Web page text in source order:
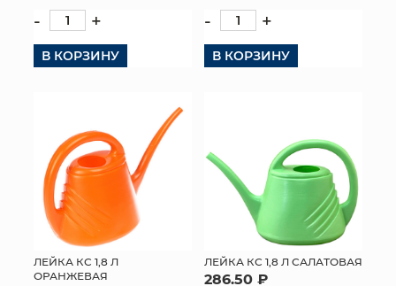
- +
В КОРЗИНУ
- +
В КОРЗИНУ
ЛЕЙКА КС 1,8 Л
ОРАНЖЕВАЯ
ЛЕЙКА КС 1,8 Л САЛАТОВАЯ
286.50 ₽